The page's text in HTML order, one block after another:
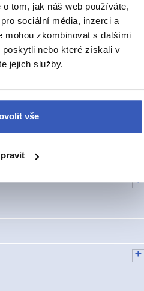
tom, jak náš web používáte,
sociální média, inzerci a
mohou zkombinovat s dalšími
nebo které získali v
jejich služby.
vše